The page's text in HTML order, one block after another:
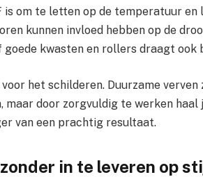
om te letten op de temperatuur
kunnen invloed hebben op de
kwasten en rollers draagt ook
het schilderen. Duurzame
maar door zorgvuldig te werken
van een prachtig resultaat.
in te leveren op